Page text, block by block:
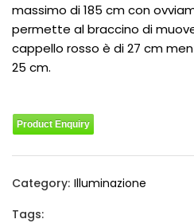
massimo di 185 cm con
permette al braccino di
cappello rosso è di 27 cm
25 cm.
Product Enquiry
Category: Illuminazione
Tags: